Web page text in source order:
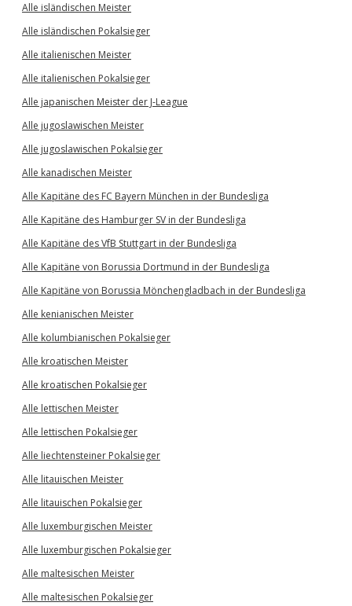
Alle isländischen Meister
Alle isländischen Pokalsieger
Alle italienischen Meister
Alle italienischen Pokalsieger
Alle japanischen Meister der J-League
Alle jugoslawischen Meister
Alle jugoslawischen Pokalsieger
Alle kanadischen Meister
Alle Kapitäne des FC Bayern München in der Bundesliga
Alle Kapitäne des Hamburger SV in der Bundesliga
Alle Kapitäne des VfB Stuttgart in der Bundesliga
Alle Kapitäne von Borussia Dortmund in der Bundesliga
Alle Kapitäne von Borussia Mönchengladbach in der Bundesliga
Alle kenianischen Meister
Alle kolumbianischen Pokalsieger
Alle kroatischen Meister
Alle kroatischen Pokalsieger
Alle lettischen Meister
Alle lettischen Pokalsieger
Alle liechtensteiner Pokalsieger
Alle litauischen Meister
Alle litauischen Pokalsieger
Alle luxemburgischen Meister
Alle luxemburgischen Pokalsieger
Alle maltesischen Meister
Alle maltesischen Pokalsieger